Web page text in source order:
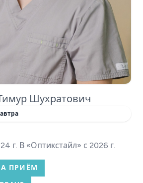
Шухратович
г. В «Оптикстайл» с 2026 г.
ПРИЁМ